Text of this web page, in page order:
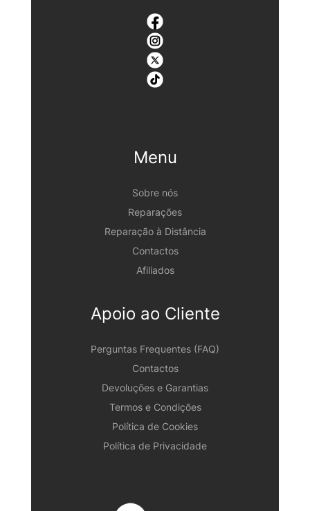
Menu
Sobre nós
Reparações
Reparação à Distância
Contactos
Afiliados
Apoio ao Cliente
Perguntas Frequentes (FAQ)
Contactos
Devoluções e Garantias
Termos e Condições
Política de Cookies
Política de Privacidade